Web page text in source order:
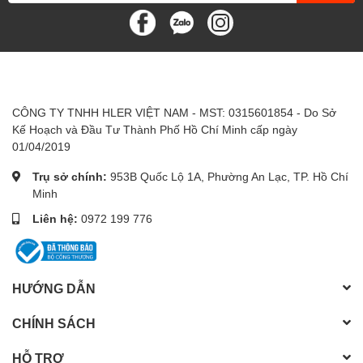
CÔNG TY TNHH HLER VIỆT NAM - MST: 0315601854 - Do Sở
Kế Hoạch và Đầu Tư Thành Phố Hồ Chí Minh cấp ngày
01/04/2019
Trụ sở chính: 953B Quốc Lộ 1A, Phường An Lạc, TP. Hồ Chí
Minh
Liên hệ: 0972 199 776
HƯỚNG DẪN
CHÍNH SÁCH
HỖ TRỢ